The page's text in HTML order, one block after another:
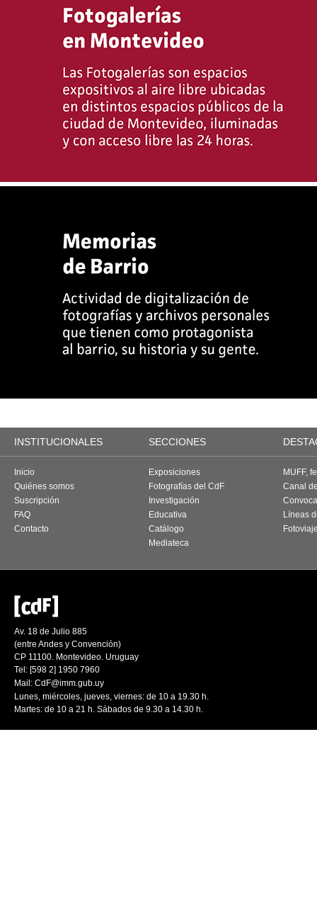
INSTITUCIONALES SECCIONES
Inicio
Quiénes somos
Suscripción
FAQ
Contacto
Exposiciones
Fotografías del CdF
Investigación
Educativa
Catálogo
Mediateca
MUFF,
Canal
Líneas
Av. 18 de Julio 885
(entre Andes y Convención)
CP 11100. Montevideo. Uruguay
Tel: [598 2] 1950 7960
Mail: CdF@imm.gub.uy
Lunes, miércoles, jueves, viernes: de 10 a 19.30 h.
Martes: de 10 a 21 h. Sábados de 9.30 a 14.30 h.